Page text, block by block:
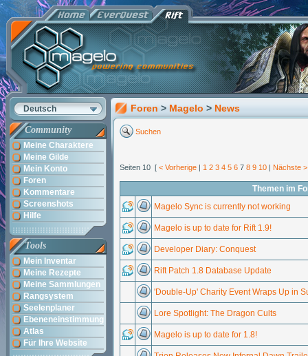
Deutsch
Community
Meine Charaktere
Meine Gilde
Mein Konto
Foren
Kommentare
Screenshots
Hilfe
Tools
Mein Inventar
Meine Rezepte
Meine Sammlungen
Rangsystem
Seelenplaner
Ebeneneinstimmung
Atlas
Für Ihre Website
Foren > Magelo > News
Suchen
Seiten 10 [ < Vorherige | 1 2 3 4 5 6 7 8 9 10 | Nächste >
Themen im
Magelo Sync is currently not working
Magelo is up to date for Rift 1.9!
Developer Diary: Conquest
Rift Patch 1.8 Database Update
'Double-Up' Charity Event Wraps Up in
Lore Spotlight: The Dragon Cults
Magelo is up to date for 1.8!